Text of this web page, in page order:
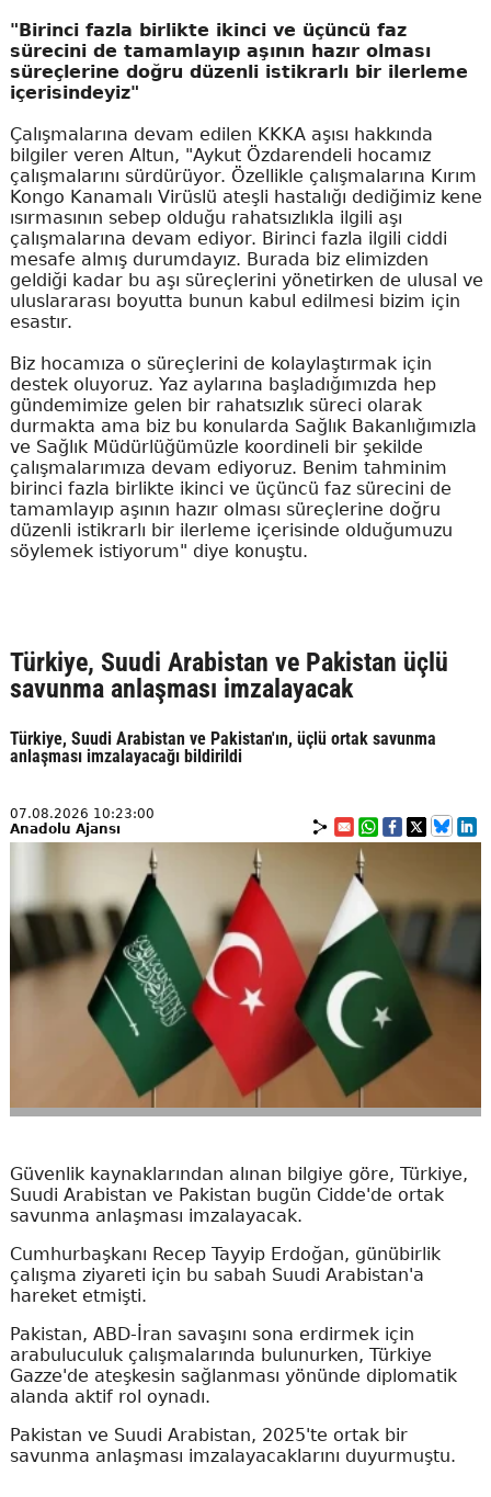
"Birinci fazla birlikte ikinci ve üçüncü faz
sürecini de tamamlayıp aşının hazır olması
süreçlerine doğru düzenli istikrarlı bir ilerleme
içerisindeyiz"
Çalışmalarına devam edilen KKKA aşısı hakkında
bilgiler veren Altun, "Aykut Özdarendeli hocamız
çalışmalarını sürdürüyor. Özellikle çalışmalarına Kırım
Kongo Kanamalı Virüslü ateşli hastalığı dediğimiz kene
ısırmasının sebep olduğu rahatsızlıkla ilgili aşı
çalışmalarına devam ediyor. Birinci fazla ilgili ciddi
mesafe almış durumdayız. Burada biz elimizden
geldiği kadar bu aşı süreçlerini yönetirken de ulusal ve
uluslararası boyutta bunun kabul edilmesi bizim için
esastır.
Biz hocamıza o süreçlerini de kolaylaştırmak için
destek oluyoruz. Yaz aylarına başladığımızda hep
gündemimize gelen bir rahatsızlık süreci olarak
durmakta ama biz bu konularda Sağlık Bakanlığımızla
ve Sağlık Müdürlüğümüzle koordineli bir şekilde
çalışmalarımıza devam ediyoruz. Benim tahminim
birinci fazla birlikte ikinci ve üçüncü faz sürecini de
tamamlayıp aşının hazır olması süreçlerine doğru
düzenli istikrarlı bir ilerleme içerisinde olduğumuzu
söylemek istiyorum" diye konuştu.
Türkiye, Suudi Arabistan ve Pakistan üçlü
savunma anlaşması imzalayacak
Türkiye, Suudi Arabistan ve Pakistan'ın, üçlü ortak savunma
anlaşması imzalayacağı bildirildi
07.08.2026 10:23:00
Anadolu Ajansı
Güvenlik kaynaklarından alınan bilgiye göre, Türkiye,
Suudi Arabistan ve Pakistan bugün Cidde'de ortak
savunma anlaşması imzalayacak.
Cumhurbaşkanı Recep Tayyip Erdoğan, günübirlik
çalışma ziyareti için bu sabah Suudi Arabistan'a
hareket etmişti.
Pakistan, ABD-İran savaşını sona erdirmek için
arabuluculuk çalışmalarında bulunurken, Türkiye
Gazze'de ateşkesin sağlanması yönünde diplomatik
alanda aktif rol oynadı.
Pakistan ve Suudi Arabistan, 2025'te ortak bir
savunma anlaşması imzalayacaklarını duyurmuştu.